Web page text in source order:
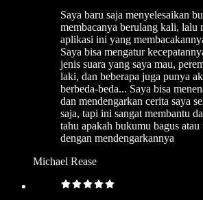
Saya baru saja menyelesaikan
membacanya berulang kali, lalu
aplikasi ini yang
Saya bisa mengatur
jenis suara yang saya mau,
laki, dan beberapa juga punya
berbeda-beda... Saya bisa
dan mendengarkan cerita saya
saja, tapi ini sangat membantu
tahu apakah bukumu bagus atau
dengan mendengarkannya
Michael Rease